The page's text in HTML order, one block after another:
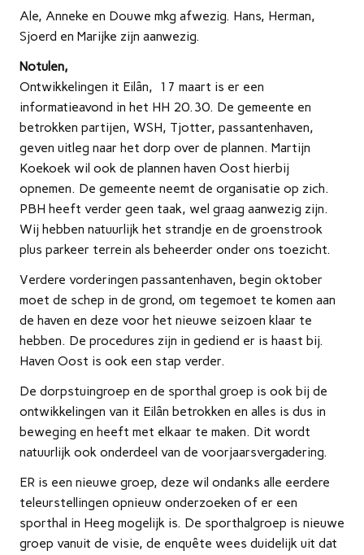
Ale, Anneke en Douwe mkg afwezig. Hans, Herman,
Sjoerd en Marijke zijn aanwezig.
Notulen,
Ontwikkelingen it Eilân, 17 maart is er een
informatieavond in het HH 20.30. De gemeente en
betrokken partijen, WSH, Tjotter, passantenhaven,
geven uitleg naar het dorp over de plannen. Martijn
Koekoek wil ook de plannen haven Oost hierbij
opnemen. De gemeente neemt de organisatie op zich.
PBH heeft verder geen taak, wel graag aanwezig zijn.
Wij hebben natuurlijk het strandje en de groenstrook
plus parkeer terrein als beheerder onder ons toezicht.
Verdere vorderingen passantenhaven, begin oktober
moet de schep in de grond, om tegemoet te komen aan
de haven en deze voor het nieuwe seizoen klaar te
hebben. De procedures zijn in gediend er is haast bij.
Haven Oost is ook een stap verder.
De dorpstuingroep en de sporthal groep is ook bij de
ontwikkelingen van it Eilân betrokken en alles is dus in
beweging en heeft met elkaar te maken. Dit wordt
natuurlijk ook onderdeel van de voorjaarsvergadering.
ER is een nieuwe groep, deze wil ondanks alle eerdere
teleurstellingen opnieuw onderzoeken of er een
sporthal in Heeg mogelijk is. De sporthalgroep is nieuwe
groep vanuit de visie, de enquête wees duidelijk uit dat